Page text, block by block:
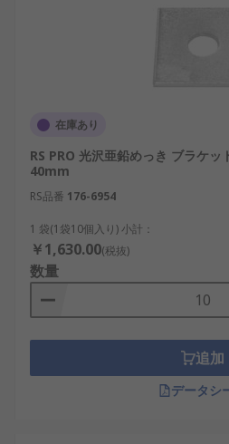
フラット取付金具を使用す
できます。
さまざまな用途に対応する
ています。
腐食しないステンレススチ
耐久性のある材料で作ら
[ねじやボルト]("/web/c/
fixings/screws-bolts/" ""/
fixings/screws-bolts/"").
を簡単に挿入できるよう、事前
在庫あり
RS PRO 光沢亜鉛めっき ブラケ
40mm
RS品番 176-6954
1 袋(1袋10個入り) 小計：
￥1,630.00(税抜)
数量
追加
データシ